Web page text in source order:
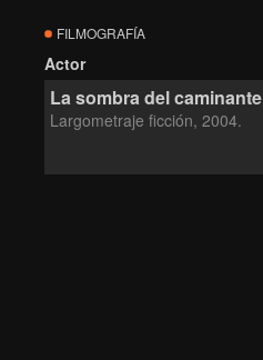
FILMOGRAFÍA
Actor
La sombra del caminante
Largometraje ficción, 2004.